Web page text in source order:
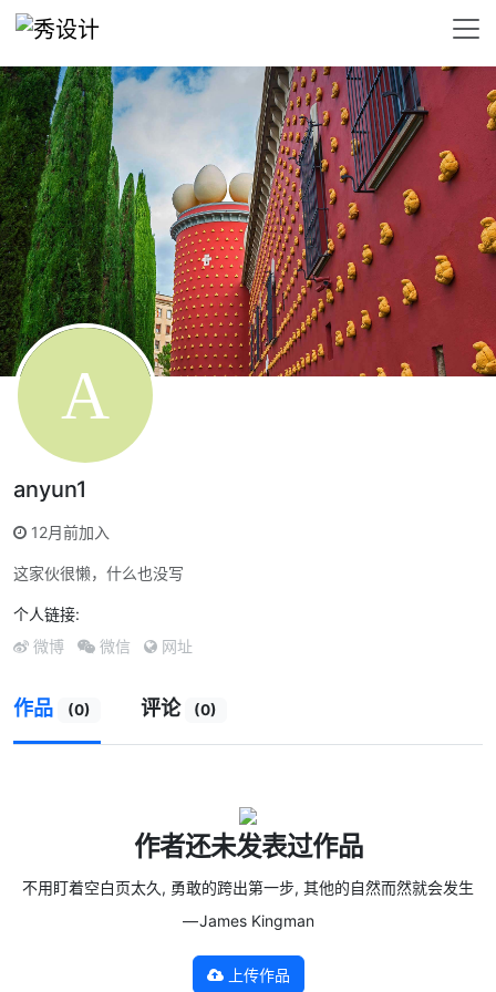
anyun1
12月前加入
这家伙很懒，什么也没写
个人链接:
微博 微信 网址
作品 (0) 评论 (0)
作者还未发表过作品
不用盯着空白页太久, 勇敢的跨出第一步, 其他的自然而然就会发生
— James Kingman
上传作品